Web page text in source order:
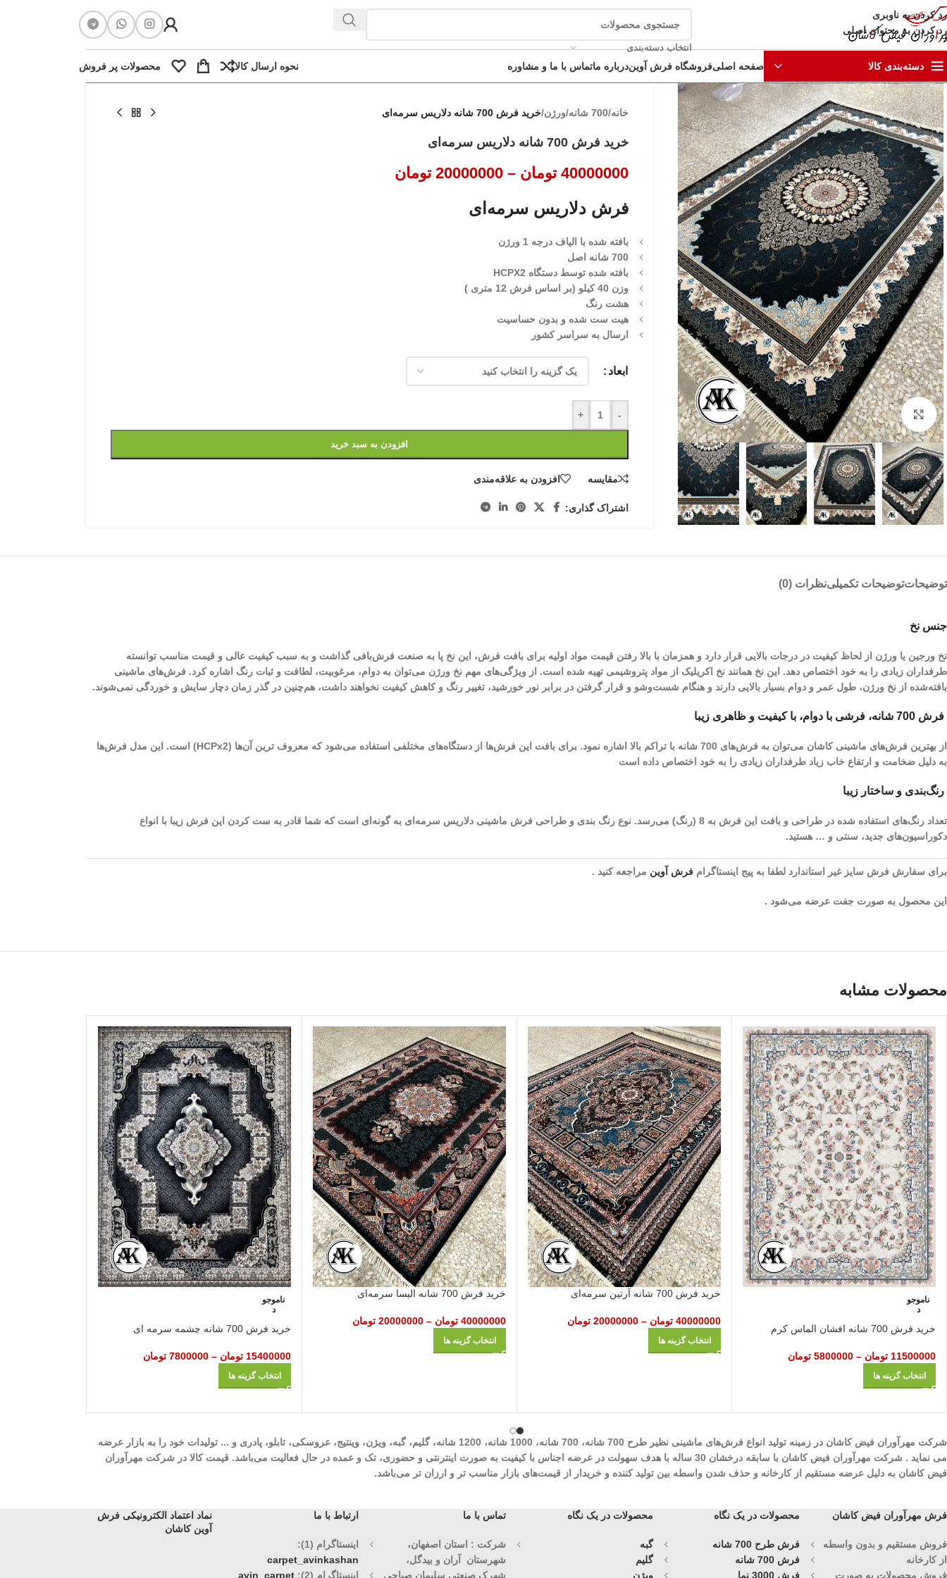
رد کردن به ناوبری
رد کردن به محتوای اصلی
انتخاب دسته‌بندی
دسته‌بندی کالا صفحه اصلیفروشگاه فرش آویندرباره ماتماس با ما و مشاوره نحوه ارسال کالا محصولات پر فروش
بزرگنمایی تصویر
خانه/700 شانه /ورژن/خرید فرش 700 شانه دلاریس سرمه‌ای
خرید فرش 700 شانه دلاریس سرمه‌ای
40000000 تومان –
20000000 تومان
فرش دلاریس سرمه‌ای
بافته شده با الیاف درجه 1 ورژن
700 شانه اصل
بافته شده توسط دستگاه HCPX2
وزن 40 کیلو (بر اساس فرش 12 متری )
هشت رنگ
هیت ست شده و بدون حساسیت
ارسال به سراسر کشور
ابعاد
-
+
افزودن به سبد خرید
مقایسه افزودن به علاقه‌مندی
اشتراک گذاری:
توضیحاتتوضیحات تکمیلینظرات (0)
جنس نخ
نخ ورجین یا ورژن از لحاظ کیفیت در درجات بالایی قرار دارد و همزمان با بالا رفتن قیمت مواد اولیه برای بافت فرش، این نخ پا به صنعت فرش‌بافی گذاشت و به سبب کیفیت عالی و قیمت مناسب توانسته
طرفداران زیادی را به خود اختصاص دهد. این نخ همانند نخ اکریلیک از مواد پتروشیمی تهیه شده است. از ویژگی‌های مهم نخ ورژن می‌توان به دوام، مرغوبیت، لطافت و ثبات رنگ اشاره کرد. فرش‌های ماشینی
بافته‌شده از نخ ورژن، طول عمر و دوام بسیار بالایی دارند و هنگام شست‌و‌شو و قرار گرفتن در برابر نور خورشید، تغییر رنگ و کاهش کیفیت نخواهند داشت، هم‌چنین در گذر زمان دچار سایش و خوردگی نمی‌شوند.
فرش 700 شانه، فرشی با دوام، با کیفیت و ظاهری زیبا
از بهترین فرش‌های ماشینی کاشان می‌توان به فرش‌های 700 شانه با تراکم بالا اشاره نمود. برای بافت این فرش‌ها از دستگاه‌های مختلفی استفاده می‌شود که معروف ترین آن‌ها (HCPx2) است. این مدل فرش‌ها
به دلیل ضخامت و ارتفاع خاب زیاد طرفداران زیادی را به خود اختصاص داده است
رنگ‌بندی و ساختار زیبا
تعداد رنگ‌های استفاده شده در طراحی و بافت این فرش به 8 (رنگ) می‌رسد. نوع رنگ بندی و طراحی فرش ماشینی دلاریس سرمه‌ای به گونه‌ای است که شما قادر به ست کردن این فرش زیبا با انواع
دکوراسیون‌های جدید، سنتی و … هستید.
برای سفارش فرش سایز غیر استاندارد لطفا به پیج اینستاگرام فرش آوین مراجعه کنید .
این محصول به صورت جفت عرضه می‌شود .
محصولات مشابه
ناموجو
د
خرید فرش 700 شانه افشان الماس کرم
11500000 تومان –
5800000 تومان
انتخاب گزینه ها
خرید فرش 700 شانه آرتین سرمه‌ای
40000000 تومان –
20000000 تومان
انتخاب گزینه ها
خرید فرش 700 شانه الیسا سرمه‌ای
40000000 تومان –
20000000 تومان
انتخاب گزینه ها
ناموجو
د
خرید فرش 700 شانه چشمه سرمه‌ ای
15400000 تومان –
7800000 تومان
انتخاب گزینه ها
شرکت مهرآوران فیض کاشان در زمینه تولید انواع فرش‌های ماشینی نظیر طرح 700 شانه، 700 شانه، 1000 شانه، 1200 شانه، گلیم، گبه، ویژن، وینتیج، عروسکی، تابلو، پادری و ... تولیدات خود را به بازار عرضه
می نماید . شرکت مهرآوران فیض کاشان با سابقه درخشان 30 ساله با هدف سهولت در عرضه اجناس با کیفیت به صورت اینترنتی و حضوری، تک و عمده در حال فعالیت می‌باشد. قیمت کالا در شرکت مهرآوران
فیض کاشان به دلیل عرضه مستقیم از کارخانه و حذف شدن واسطه بین تولید کننده و خریدار از قیمت‌های بازار مناسب تر و ارزان تر می‌باشد.
فرش مهرآوران فیض کاشان
فروش مستقیم و بدون واسطه
از کارخانه
فروش محصولات به صورت
محصولات در یک نگاه
فرش طرح 700 شانه
فرش 700 شانه
فرش 3000 نما
محصولات در یک نگاه
گبه
گلیم
ویژن
تماس با ما
شرکت : استان اصفهان،
شهرستان آران و بیدگل،
شهرک صنعتی سلیمان صباحی
ارتباط با ما
اینستاگرام (1):
carpet_avinkashan
اینستاگرام (2):
avin_carpet
نماد اعتماد الکترونیکی فرش
آوین کاشان